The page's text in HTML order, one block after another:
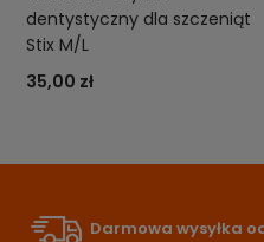
dentystyczny dla szczeniąt
Stix M/L
35,00 zł
Darmowa wysyłka